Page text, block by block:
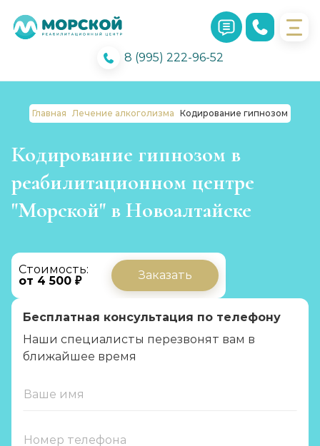
8 (995) 222-96-52
Главная Лечение алкоголизма Кодирование гипнозом
Кодирование гипнозом в
реабилитационном центре
"Морской" в Новоалтайске
Стоимость:
от 4 500 ₽
Заказать
Бесплатная консультация по телефону
Наши специалисты перезвонят вам в
ближайшее время